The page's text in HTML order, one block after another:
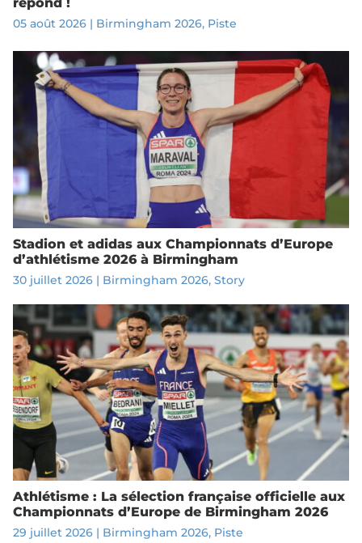
05 août 2026| Birmingham 2026, Piste
Stadion et adidas aux Championnats d’Europe
d’athlétisme 2026 à Birmingham
30 juillet 2026| Birmingham 2026, Story
Athlétisme : La sélection française officielle aux
Championnats d’Europe de Birmingham 2026
29 juillet 2026| Birmingham 2026, Piste